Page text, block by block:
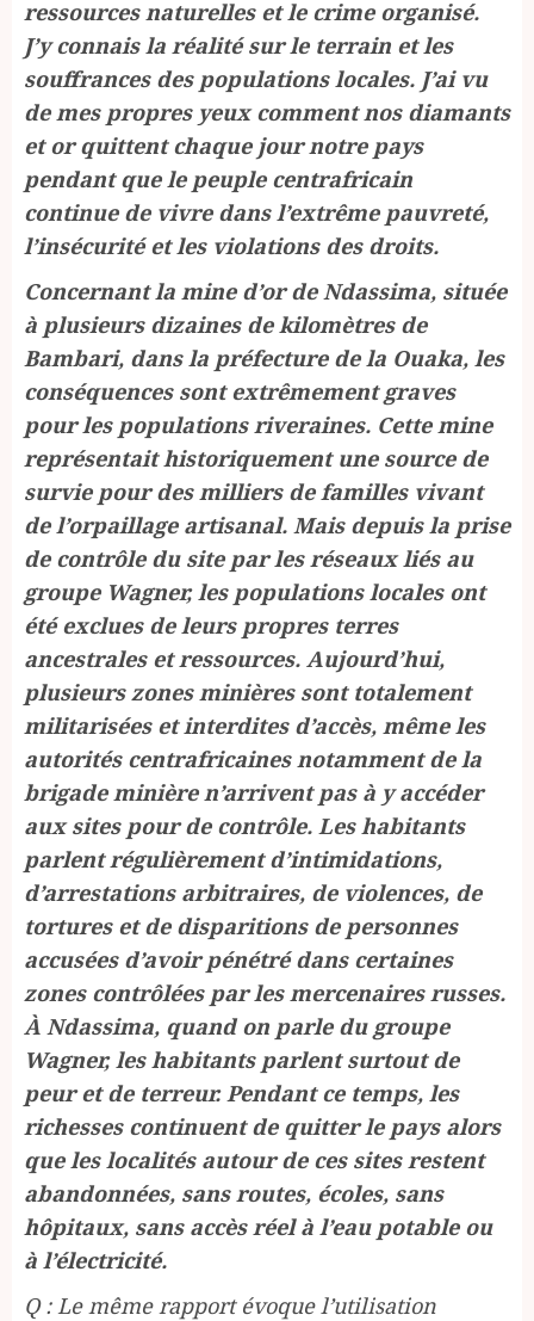
ressources naturelles et le crime organisé.
J’y connais la réalité sur le terrain et les
souffrances des populations locales. J’ai vu
de mes propres yeux comment nos diamants
et or quittent chaque jour notre pays
pendant que le peuple centrafricain
continue de vivre dans l’extrême pauvreté,
l’insécurité et les violations des droits.
Concernant la mine d’or de Ndassima, située
à plusieurs dizaines de kilomètres de
Bambari, dans la préfecture de la Ouaka, les
conséquences sont extrêmement graves
pour les populations riveraines. Cette mine
représentait historiquement une source de
survie pour des milliers de familles vivant
de l’orpaillage artisanal. Mais depuis la prise
de contrôle du site par les réseaux liés au
groupe Wagner, les populations locales ont
été exclues de leurs propres terres
ancestrales et ressources. Aujourd’hui,
plusieurs zones minières sont totalement
militarisées et interdites d’accès, même les
autorités centrafricaines notamment de la
brigade minière n’arrivent pas à y accéder
aux sites pour de contrôle. Les habitants
parlent régulièrement d’intimidations,
d’arrestations arbitraires, de violences, de
tortures et de disparitions de personnes
accusées d’avoir pénétré dans certaines
zones contrôlées par les mercenaires russes.
À Ndassima, quand on parle du groupe
Wagner, les habitants parlent surtout de
peur et de terreur. Pendant ce temps, les
richesses continuent de quitter le pays alors
que les localités autour de ces sites restent
abandonnées, sans routes, écoles, sans
hôpitaux, sans accès réel à l’eau potable ou
à l’électricité.
Q : Le même rapport évoque l’utilisation